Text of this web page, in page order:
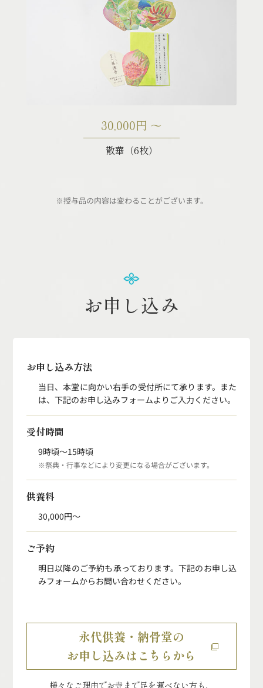
30,000円 〜
散華（6枚）
※授与品の内容は変わることがございます。
お申し込み
お申し込み方法
当日、本堂に向かい右手の受付所にて承ります。 また
は、下記のお申し込みフォームよりご入力ください。
受付時間
9時頃〜15時頃
※祭典・行事などにより変更になる場合がございます。
供養料
30,000円〜
ご予約
明日以降のご予約も承っております。下記のお申し込
みフォームからお問い合わせください。
永代供養・納骨堂の
お申し込みはこちらから
様々なご理由でお寺まで足を運べない方も、